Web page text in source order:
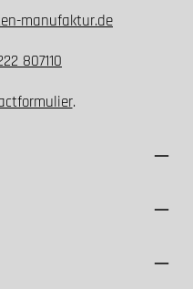
manufaktur.de
807110
.